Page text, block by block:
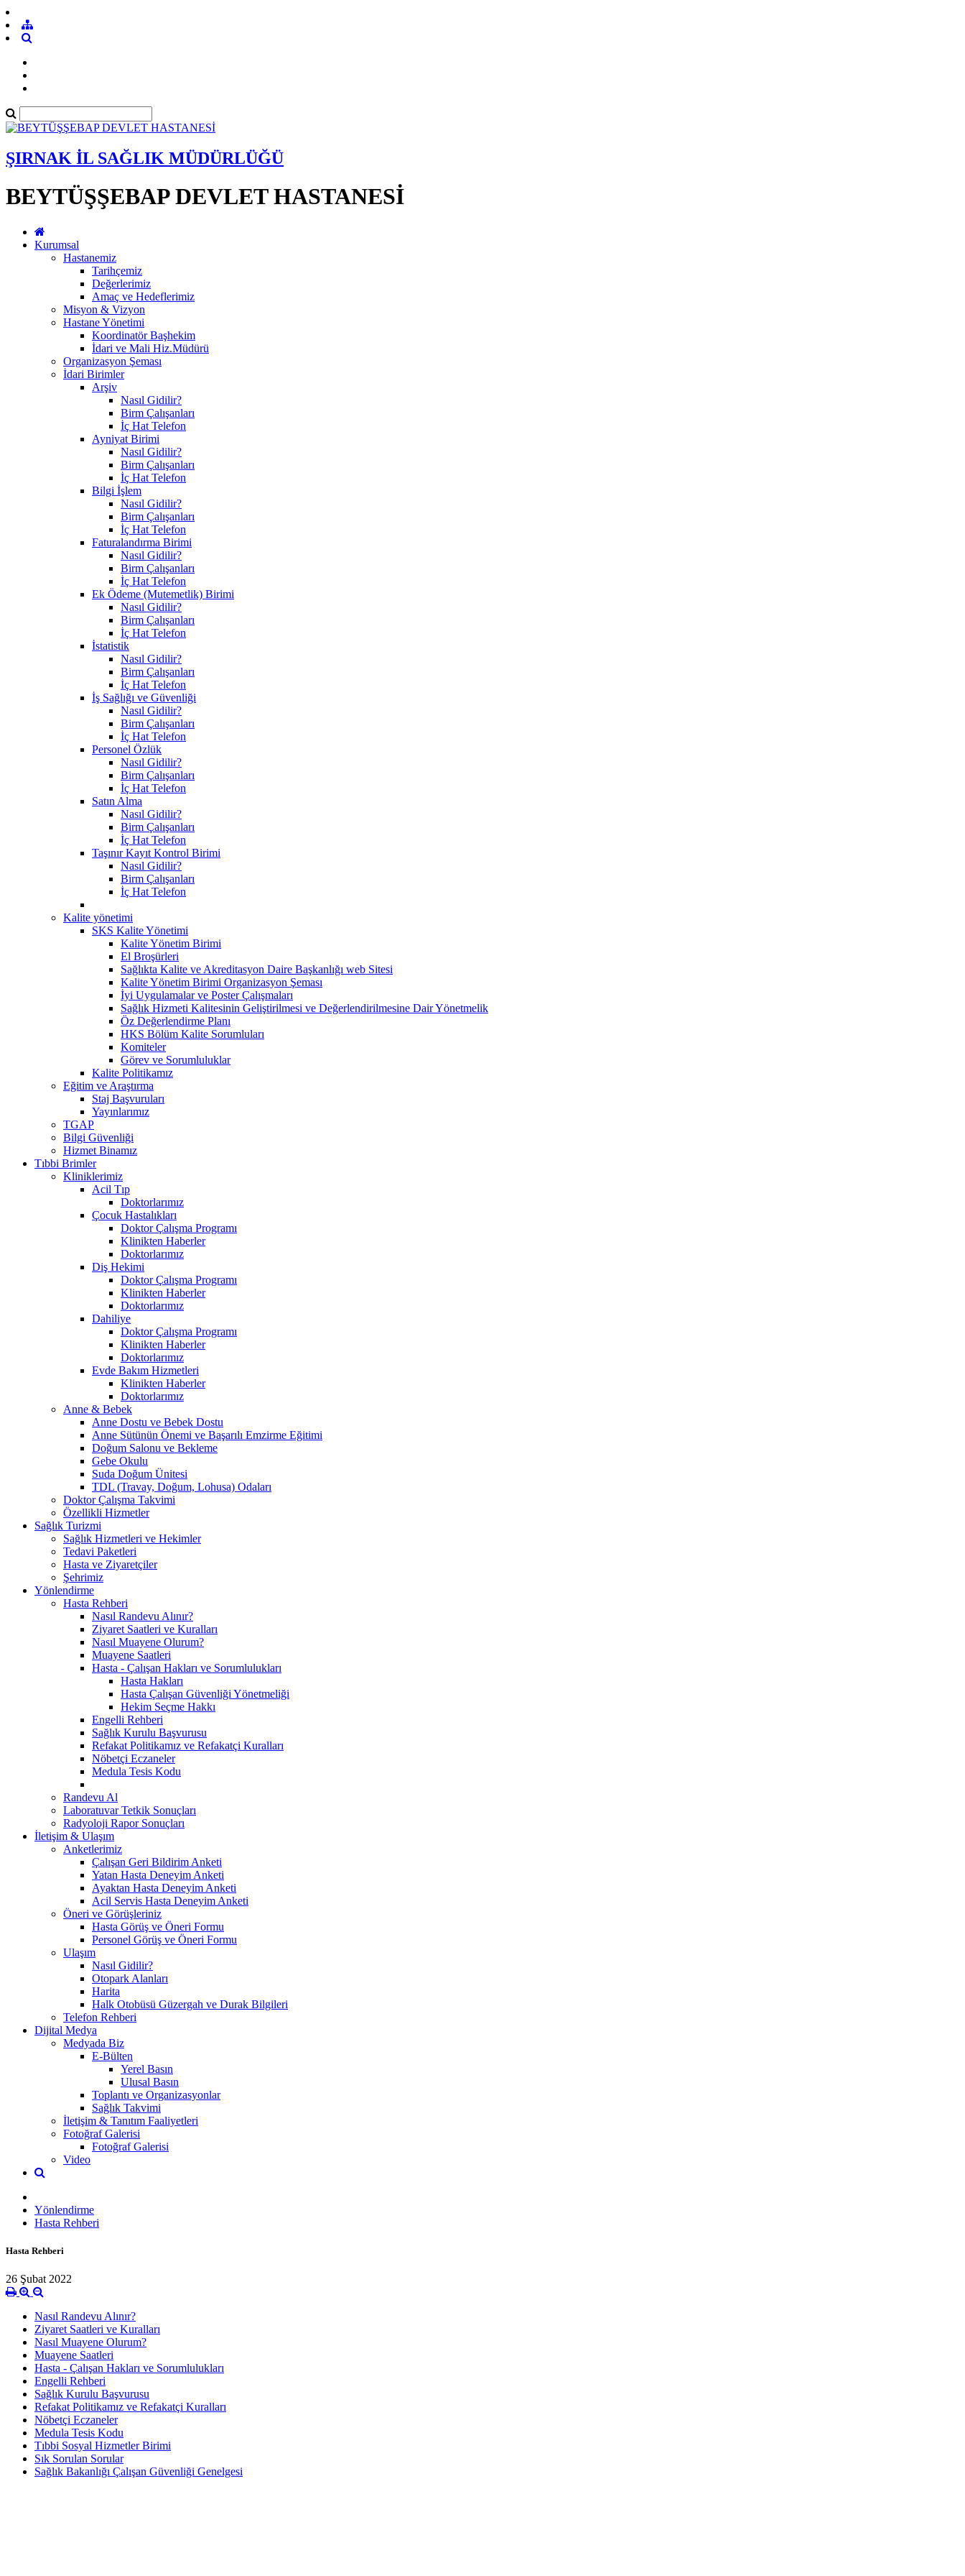
ŞIRNAK İL SAĞLIK MÜDÜRLÜĞÜ
BEYTÜŞŞEBAP DEVLET HASTANESİ
Kurumsal
Hastanemiz
Tarihçemiz
Değerlerimiz
Amaç ve Hedeflerimiz
Misyon & Vizyon
Hastane Yönetimi
Koordinatör Başhekim
İdari ve Mali Hiz.Müdürü
Organizasyon Şeması
İdari Birimler
Arşiv
Nasıl Gidilir?
Birm Çalışanları
İç Hat Telefon
Ayniyat Birimi
Nasıl Gidilir?
Birm Çalışanları
İç Hat Telefon
Bilgi İşlem
Nasıl Gidilir?
Birm Çalışanları
İç Hat Telefon
Faturalandırma Birimi
Nasıl Gidilir?
Birm Çalışanları
İç Hat Telefon
Ek Ödeme (Mutemetlik) Birimi
Nasıl Gidilir?
Birm Çalışanları
İç Hat Telefon
İstatistik
Nasıl Gidilir?
Birm Çalışanları
İç Hat Telefon
İş Sağlığı ve Güvenliği
Nasıl Gidilir?
Birm Çalışanları
İç Hat Telefon
Personel Özlük
Nasıl Gidilir?
Birm Çalışanları
İç Hat Telefon
Satın Alma
Nasıl Gidilir?
Birm Çalışanları
İç Hat Telefon
Taşınır Kayıt Kontrol Birimi
Nasıl Gidilir?
Birm Çalışanları
İç Hat Telefon
Kalite yönetimi
SKS Kalite Yönetimi
Kalite Yönetim Birimi
El Broşürleri
Sağlıkta Kalite ve Akreditasyon Daire Başkanlığı web Sitesi
Kalite Yönetim Birimi Organizasyon Şeması
İyi Uygulamalar ve Poster Çalışmaları
Sağlık Hizmeti Kalitesinin Geliştirilmesi ve Değerlendirilmesine Dair Yönetmelik
Öz Değerlendirme Planı
HKS Bölüm Kalite Sorumluları
Komiteler
Görev ve Sorumluluklar
Kalite Politikamız
Eğitim ve Araştırma
Staj Başvuruları
Yayınlarımız
TGAP
Bilgi Güvenliği
Hizmet Binamız
Tıbbi Brimler
Kliniklerimiz
Acil Tıp
Doktorlarımız
Çocuk Hastalıkları
Doktor Çalışma Programı
Klinikten Haberler
Doktorlarımız
Diş Hekimi
Doktor Çalışma Programı
Klinikten Haberler
Doktorlarımız
Dahiliye
Doktor Çalışma Programı
Klinikten Haberler
Doktorlarımız
Evde Bakım Hizmetleri
Klinikten Haberler
Doktorlarımız
Anne & Bebek
Anne Dostu ve Bebek Dostu
Anne Sütünün Önemi ve Başarılı Emzirme Eğitimi
Doğum Salonu ve Bekleme
Gebe Okulu
Suda Doğum Ünitesi
TDL (Travay, Doğum, Lohusa) Odaları
Doktor Çalışma Takvimi
Özellikli Hizmetler
Sağlık Turizmi
Sağlık Hizmetleri ve Hekimler
Tedavi Paketleri
Hasta ve Ziyaretçiler
Şehrimiz
Yönlendirme
Hasta Rehberi
Nasıl Randevu Alınır?
Ziyaret Saatleri ve Kuralları
Nasıl Muayene Olurum?
Muayene Saatleri
Hasta - Çalışan Hakları ve Sorumlulukları
Hasta Hakları
Hasta Çalışan Güvenliği Yönetmeliği
Hekim Seçme Hakkı
Engelli Rehberi
Sağlık Kurulu Başvurusu
Refakat Politikamız ve Refakatçi Kuralları
Nöbetçi Eczaneler
Medula Tesis Kodu
Randevu Al
Laboratuvar Tetkik Sonuçları
Radyoloji Rapor Sonuçları
İletişim & Ulaşım
Anketlerimiz
Çalışan Geri Bildirim Anketi
Yatan Hasta Deneyim Anketi
Ayaktan Hasta Deneyim Anketi
Acil Servis Hasta Deneyim Anketi
Öneri ve Görüşleriniz
Hasta Görüş ve Öneri Formu
Personel Görüş ve Öneri Formu
Ulaşım
Nasıl Gidilir?
Otopark Alanları
Harita
Halk Otobüsü Güzergah ve Durak Bilgileri
Telefon Rehberi
Dijital Medya
Medyada Biz
E-Bülten
Yerel Basın
Ulusal Basın
Toplantı ve Organizasyonlar
Sağlık Takvimi
İletişim & Tanıtım Faaliyetleri
Fotoğraf Galerisi
Fotoğraf Galerisi
Video
Yönlendirme
Hasta Rehberi
Hasta Rehberi
26 Şubat 2022
Nasıl Randevu Alınır?
Ziyaret Saatleri ve Kuralları
Nasıl Muayene Olurum?
Muayene Saatleri
Hasta - Çalışan Hakları ve Sorumlulukları
Engelli Rehberi
Sağlık Kurulu Başvurusu
Refakat Politikamız ve Refakatçi Kuralları
Nöbetçi Eczaneler
Medula Tesis Kodu
Tıbbi Sosyal Hizmetler Birimi
Sık Sorulan Sorular
Sağlık Bakanlığı Çalışan Güvenliği Genelgesi